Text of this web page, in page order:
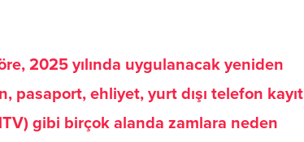
2025 yılında uygulanacak yeniden
pasaport, ehliyet, yurt dışı telefon kayıt
gibi birçok alanda zamlara neden